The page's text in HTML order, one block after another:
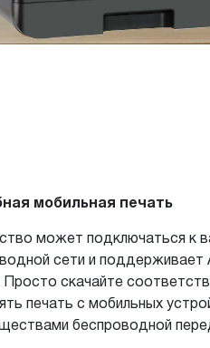
мобильная печать
может подключаться к
сети и поддерживает
Просто скачайте
печать с мобильных
беспроводной